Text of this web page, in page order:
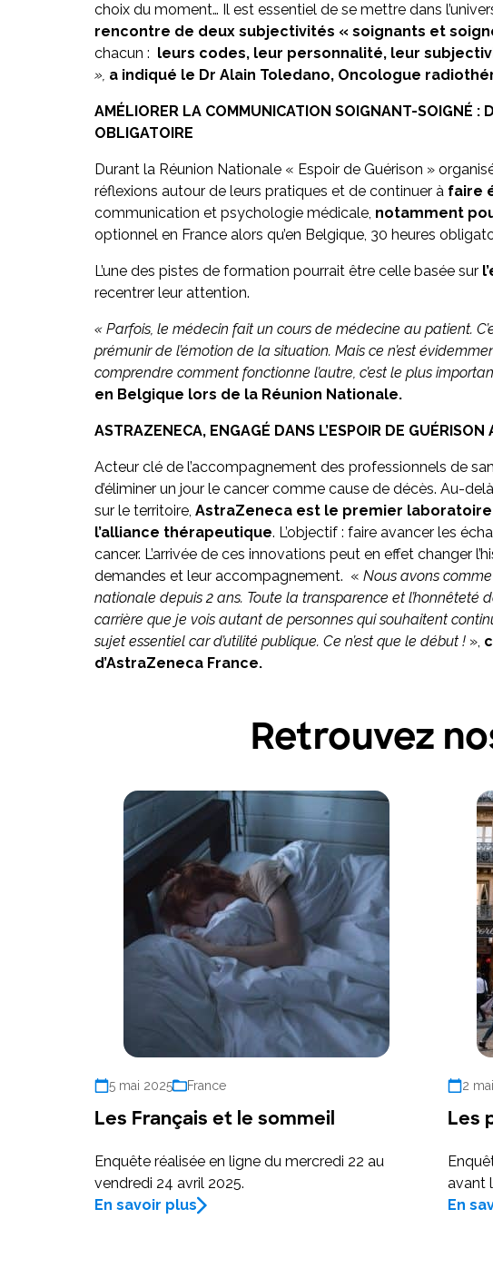
choix du moment… Il est essentiel de se mettre dans
rencontre de deux subjectivités « soignants et
chacun : leurs codes, leur personnalité, leur
», a indiqué le Dr Alain Toledano, Oncologue
AMÉLIORER LA COMMUNICATION SOIGNANT-SOIGNÉ :
OBLIGATOIRE
Durant la Réunion Nationale « Espoir de Guérison »
réflexions autour de leurs pratiques et de continuer à faire
communication et psychologie médicale, notamment
optionnel en France alors qu’en Belgique, 30 heures
L’une des pistes de formation pourrait être celle basée sur
recentrer leur attention.
« Parfois, le médecin fait un cours de médecine au patient.
prémunir de l’émotion de la situation. Mais ce n’est
comprendre comment fonctionne l’autre, c’est le plus
en Belgique lors de la Réunion Nationale.
ASTRAZENECA, ENGAGÉ DANS L’ESPOIR DE
Acteur clé de l’accompagnement des professionnels de
d’éliminer un jour le cancer comme cause de décès. Au-
sur le territoire, AstraZeneca est le premier
l’alliance thérapeutique. L’objectif : faire avancer les
cancer. L’arrivée de ces innovations peut en effet changer
demandes et leur accompagnement. « Nous avons
nationale depuis 2 ans. Toute la transparence et l’honnêteté
carrière que je vois autant de personnes qui souhaitent
sujet essentiel car d’utilité publique. Ce n’est que le début ! »,
d’AstraZeneca France.
Retrouvez
5 mai 2025 France
Les Français et le sommeil
Enquête réalisée en ligne du mercredi 22 au
vendredi 24 avril 2025.
En savoir plus
2
Les
avant
En